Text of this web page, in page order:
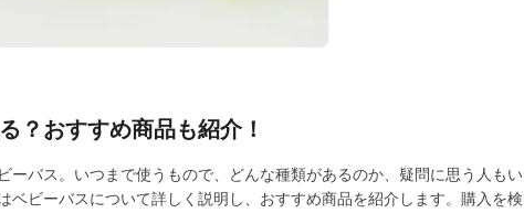
？おすすめ商品も紹介！
ーバス。いつまで使うもので、どんな種類があるのか、疑問に思う人もい
ベビーバスについて詳しく説明し、おすすめ商品を紹介します。購入を検